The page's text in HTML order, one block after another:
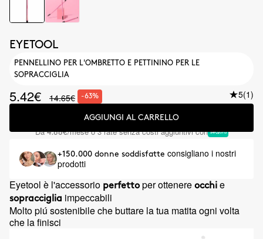
EYETOOL
PENNELLINO PER L'OMBRETTO E PETTININO PER LE
SOPRACCIGLIA
5.42€ 14.65€ -63% 5(1)
AGGIUNGI AL CARRELLO
Da4.88€/mese o 3 rate senza costi aggiuntivi con
+150.000 donne soddisfatte consigliano i nostri
prodotti
Eyetool è l'accessorio perfetto per ottenere occhi e
sopracciglia impeccabili
Molto piú sostenibile che buttare la tua matita ogni volta
che la finisci